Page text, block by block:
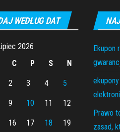
WEDŁUG DAT
2026
C P S N
2 3 4 5
9 10 11 12
16 17 18 19
Ekupon
Prawo
zasad,